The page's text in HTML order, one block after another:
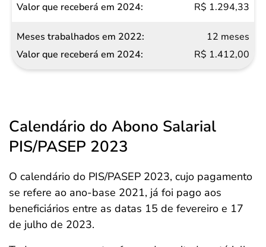
R$ 1.294,33
12 meses
R$ 1.412,00
Calendário do Abono Salarial
PIS/PASEP 2023
O calendário do PIS/PASEP 2023, cujo pagamento
se refere ao ano-base 2021, já foi pago aos
beneficiários entre as datas 15 de fevereiro e 17
de julho de 2023.